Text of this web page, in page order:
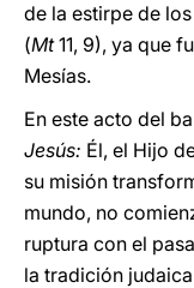
de la estirpe de
(Mt11, 9), ya que
Mesías.
En este acto del
Jesús: Él, el Hijo
su misión
mundo, no
ruptura con el
la tradición